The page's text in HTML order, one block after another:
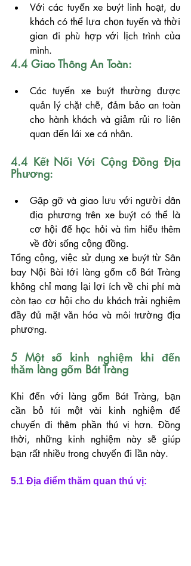
Với các tuyến xe buýt linh hoạt, du
khách có thể lựa chọn tuyến và thời
gian đi phù hợp với lịch trình của
mình.
4.4 Giao Thông An Toàn:
Các tuyến xe buýt thường được
quản lý chặt chẽ, đảm bảo an toàn
cho hành khách và giảm rủi ro liên
quan đến lái xe cá nhân.
4.4 Kết Nối Với Cộng Đồng Địa
Phương:
Gặp gỡ và giao lưu với người dân
địa phương trên xe buýt có thể là
cơ hội để học hỏi và tìm hiểu thêm
về đời sống cộng đồng.
Tổng cộng, việc sử dụng xe buýt từ Sân
bay Nội Bài tới làng gốm cổ Bát Tràng
không chỉ mang lại lợi ích về chi phí mà
còn tạo cơ hội cho du khách trải nghiệm
đầy đủ mặt văn hóa và môi trường địa
phương.
5 Một số kinh nghiệm khi đến
thăm làng gốm Bát Tràng
Khi đến với làng gốm Bát Tràng, bạn
cần bỏ túi một vài kinh nghiệm để
chuyến đi thêm phần thú vị hơn. Đồng
thời, những kinh nghiệm này sẽ giúp
bạn rất nhiều trong chuyến đi lần này.
5.1 Địa điểm thăm quan thú vị: